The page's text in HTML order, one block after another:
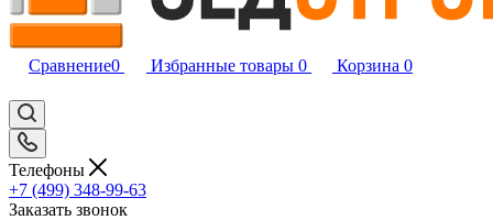
Сравнение0 Избранные товары 0 Корзина 0
Телефоны
+7 (499) 348-99-63
Заказать звонок